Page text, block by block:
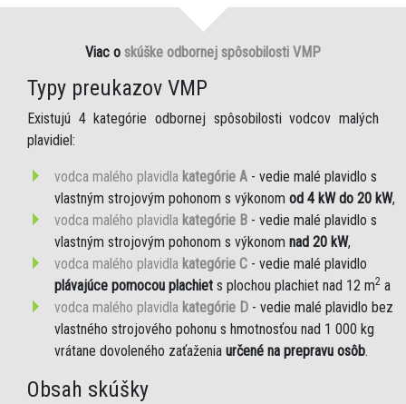
Viac o skúške odbornej spôsobilosti VMP
Typy preukazov VMP
Existujú 4 kategórie odbornej spôsobilosti vodcov malých
plavidiel:
vodca malého plavidla kategórie A - vedie malé plavidlo s
vlastným strojovým pohonom s výkonom od 4 kW do 20 kW,
vodca malého plavidla kategórie B - vedie malé plavidlo s
vlastným strojovým pohonom s výkonom nad 20 kW,
vodca malého plavidla kategórie C - vedie malé plavidlo
plávajúce pomocou plachiet s plochou plachiet nad 12 m2 a
vodca malého plavidla kategórie D - vedie malé plavidlo bez
vlastného strojového pohonu s hmotnosťou nad 1 000 kg
vrátane dovoleného zaťaženia určené na prepravu osôb.
Obsah skúšky